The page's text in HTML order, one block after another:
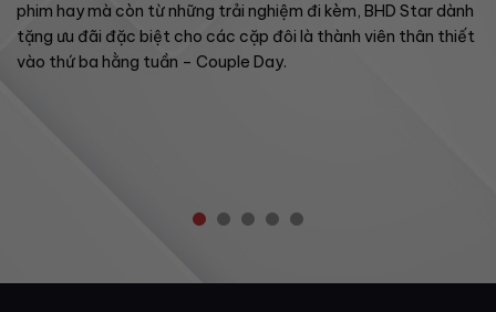
phim hay mà còn từ những trải nghiệm đi kèm, BHD Star dành
tặng ưu đãi đặc biệt cho các cặp đôi là thành viên thân thiết
vào thứ ba hằng tuần – Couple Day.